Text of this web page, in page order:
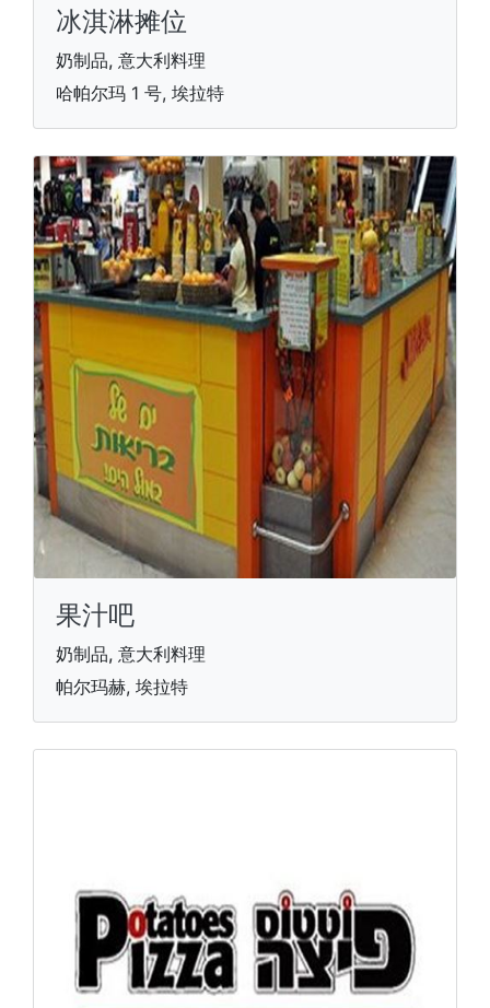
冰淇淋摊位
奶制品, 意大利料理
哈帕尔玛 1 号, 埃拉特
果汁吧
奶制品, 意大利料理
帕尔玛赫, 埃拉特